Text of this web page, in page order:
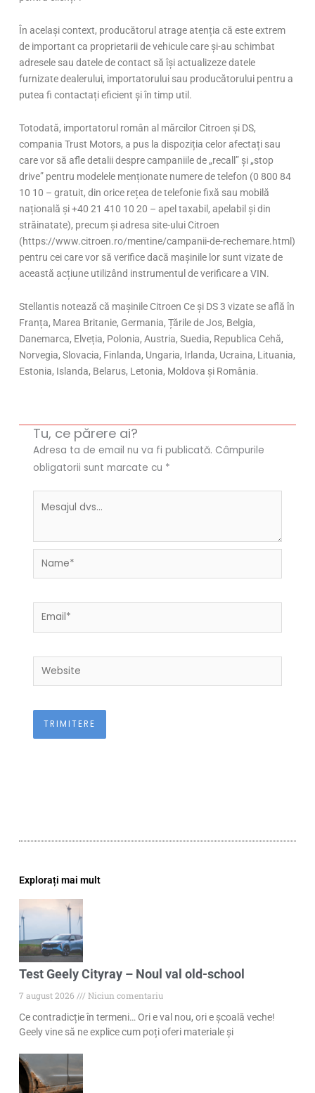
În același context, producătorul atrage atenția că este extrem
de important ca proprietarii de vehicule care și-au schimbat
adresele sau datele de contact să își actualizeze datele
furnizate dealerului, importatorului sau producătorului pentru a
putea fi contactați eficient și în timp util.
Totodată, importatorul român al mărcilor Citroen și DS,
compania Trust Motors, a pus la dispoziția celor afectați sau
care vor să afle detalii despre campaniile de „recall” și „stop
drive” pentru modelele menționate numere de telefon (0 800 84
10 10 – gratuit, din orice rețea de telefonie fixă sau mobilă
națională și +40 21 410 10 20 – apel taxabil, apelabil și din
străinatate), precum și adresa site-ului Citroen
(https://www.citroen.ro/mentine/campanii-de-rechemare.html)
pentru cei care vor să verifice dacă mașinile lor sunt vizate de
această acțiune utilizând instrumentul de verificare a VIN.
Stellantis notează că mașinile Citroen Ce și DS 3 vizate se află în
Franța, Marea Britanie, Germania, Țările de Jos, Belgia,
Danemarca, Elveția, Polonia, Austria, Suedia, Republica Cehă,
Norvegia, Slovacia, Finlanda, Ungaria, Irlanda, Ucraina, Lituania,
Estonia, Islanda, Belarus, Letonia, Moldova și România.
Tu, ce părere ai?
Adresa ta de email nu va fi publicată. Câmpurile
obligatorii sunt marcate cu *
Name*
Email*
Website
Explorați mai mult
Test Geely Cityray – Noul val old-school
7 august 2026
Niciun comentariu
Ce contradicție în termeni… Ori e val nou, ori e școală veche!
Geely vine să ne explice cum poți oferi materiale și